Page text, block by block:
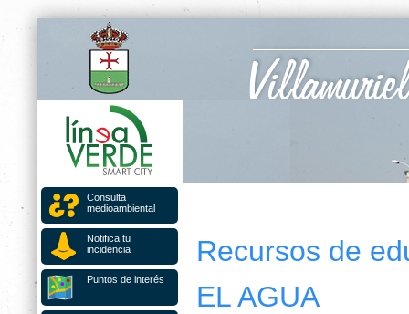
Consulta
medioambiental
Notifica tu
incidencia
Puntos de interés
Recursos de
EL AGUA